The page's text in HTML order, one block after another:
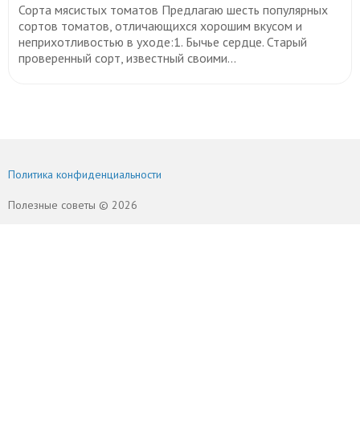
Сорта мясистых томатов Предлагаю шесть популярных
сортов томатов, отличающихся хорошим вкусом и
неприхотливостью в уходе:1. Бычье сердце. Старый
проверенный сорт, известный своими...
Политика конфиденциальности
Полезные советы © 2026